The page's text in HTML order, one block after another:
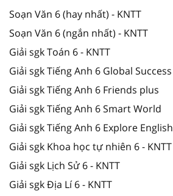
Soạn Văn 6 (hay nhất) - KNTT
Soạn Văn 6 (ngắn nhất) - KNTT
Giải sgk Toán 6 - KNTT
Giải sgk Tiếng Anh 6 Global Success
Giải sgk Tiếng Anh 6 Friends plus
Giải sgk Tiếng Anh 6 Smart World
Giải sgk Tiếng Anh 6 Explore English
Giải sgk Khoa học tự nhiên 6 - KNTT
Giải sgk Lịch Sử 6 - KNTT
Giải sgk Địa Lí 6 - KNTT